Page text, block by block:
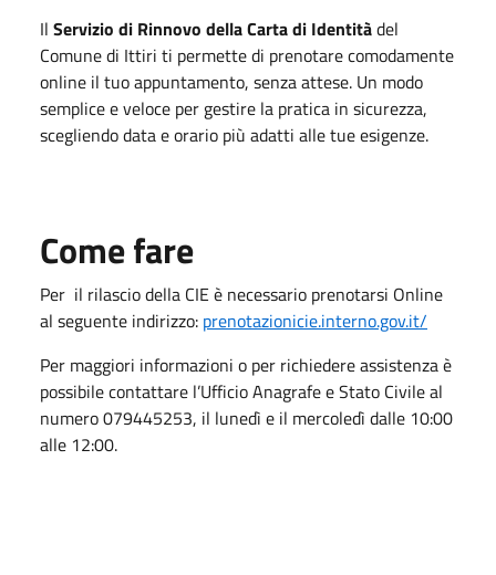
Il Servizio di Rinnovo della Carta di Identitàdel
Comune di Ittiri ti permette di prenotare comodamente
online il tuo appuntamento, senza attese. Un modo
semplice e veloce per gestire la pratica in sicurezza,
scegliendo data e orario più adatti alle tue esigenze.
Come fare
Per il rilascio della CIE è necessario prenotarsi Online
al seguente indirizzo: prenotazionicie.interno.gov.it/
Per maggiori informazioni o per richiedere assistenza è
possibile contattare l’Ufficio Anagrafe e Stato Civile al
numero 079445253, il lunedì e il mercoledì dalle 10:00
alle 12:00.